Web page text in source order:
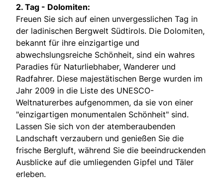
2. Tag - Dolomiten:
Freuen Sie sich auf einen unvergesslichen Tag in
der ladinischen Bergwelt Südtirols. Die Dolomiten,
bekannt für ihre einzigartige und
abwechslungsreiche Schönheit, sind ein wahres
Paradies für Naturliebhaber, Wanderer und
Radfahrer. Diese majestätischen Berge wurden im
Jahr 2009 in die Liste des UNESCO-
Weltnaturerbes aufgenommen, da sie von einer
"einzigartigen monumentalen Schönheit" sind.
Lassen Sie sich von der atemberaubenden
Landschaft verzaubern und genießen Sie die
frische Bergluft, während Sie die beeindruckenden
Ausblicke auf die umliegenden Gipfel und Täler
erleben.